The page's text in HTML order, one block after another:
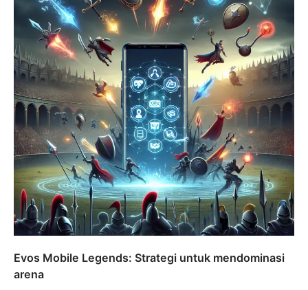
Evos Mobile Legends: Strategi untuk mendominasi
arena